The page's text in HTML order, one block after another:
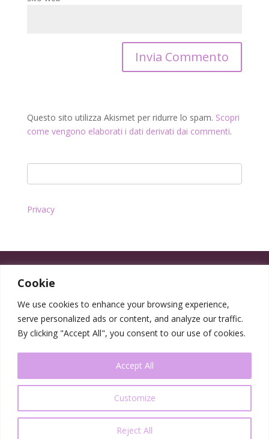
Cookie
We use cookies to enhance your browsing experience,
serve personalized ads or content, and analyze our traffic.
By clicking "Accept All", you consent to our use of cookies.
Customize
Reject All
Accept All
Questo sito utilizza Akismet per ridurre lo spam. Scopri
come vengono elaborati i dati derivati dai commenti.
Privacy